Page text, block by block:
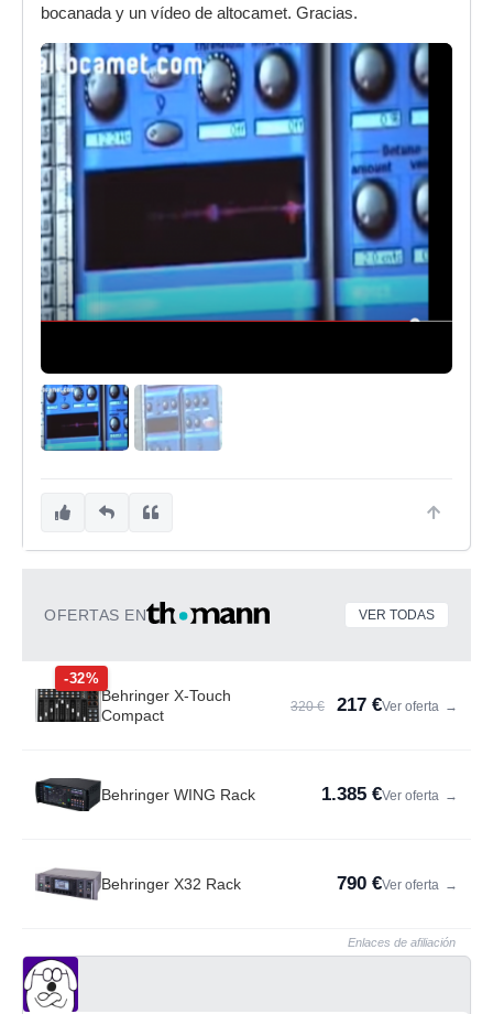
bocanada y un vídeo de altocamet. Gracias.
OFERTAS EN VER TODAS
-32%
Behringer X-Touch
Compact
320 € 217 €Ver oferta →
Behringer WING Rack 1.385 €Ver oferta →
Behringer X32 Rack 790 €Ver oferta →
Enlaces de afiliación